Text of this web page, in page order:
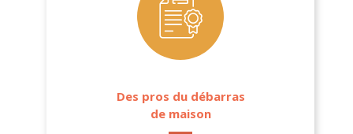
Des pros du débarras
de maison